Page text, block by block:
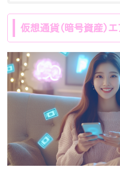
仮想通貨(暗号資産)エ